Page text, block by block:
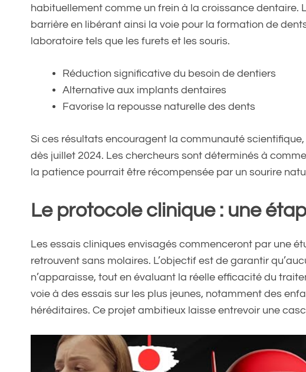
habituellement comme un frein à la croissance
barrière en libérant ainsi la voie pour la formation de
laboratoire tels que les furets et les souris.
Réduction significative du besoin de dentiers
Alternative aux implants dentaires
Favorise la repousse naturelle des dents
Si ces résultats encouragent la communauté
dès juillet 2024. Les chercheurs sont déterminés à
la patience pourrait être récompensée par un sourire
Le protocole clinique : une
Les essais cliniques envisagés commenceront par une
retrouvent sans molaires. L’objectif est de garantir
n’apparaisse, tout en évaluant la réelle efficacité du
voie à des essais sur les plus jeunes, notamment des
héréditaires. Ce projet ambitieux laisse entrevoir une